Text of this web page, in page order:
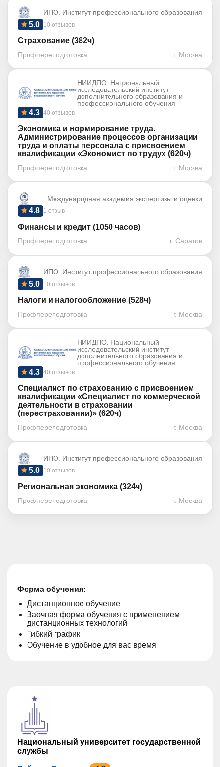
ИПО. Институт профессионального образования
10 отзывов
5.0
Страхование (382ч)
Профпереподготовка г. Москва
НИИДПО. Национальный
исследовательский институт
дополнительного образования и
профессионального обучения
40 отзывов
4.3
Экономика и нормирование труда.
Администрирование процессов организации
труда и оплаты персонала с присвоением
квалификации «Экономист по труду» (620ч)
Профпереподготовка г. Москва
Международная академия экспертизы и оценки
1 отзыв
4.8
Финансы и кредит (1050 часов)
Профпереподготовка г. Саратов
ИПО. Институт профессионального образования
10 отзывов
5.0
Налоги и налогообложение (528ч)
Профпереподготовка г. Москва
НИИДПО. Национальный
исследовательский институт
дополнительного образования и
профессионального обучения
40 отзывов
4.3
Специалист по страхованию с присвоением
квалификации «Специалист по коммерческой
деятельности в страховании
(перестраховании)» (620ч)
Профпереподготовка г. Москва
ИПО. Институт профессионального образования
10 отзывов
5.0
Региональная экономика (324ч)
Профпереподготовка г. Москва
Форма обучения:
Дистанционное обучение
Заочная форма обучения с применением
дистанционных технологий
Гибкий график
Обучение в удобное для вас время
Национальный университет государственной
службы